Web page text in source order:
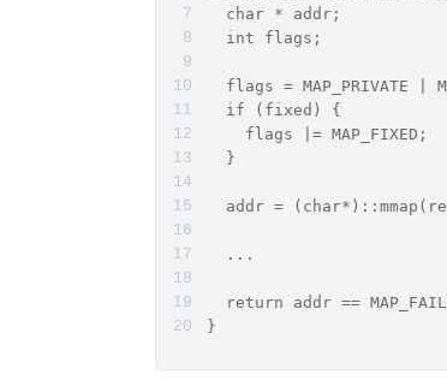
  char * addr;
  int flags;
flags = MAP_PRIVATE |
  if (fixed) {
    flags |= MAP_FIXED;
  }
addr =
  ...
return addr ==
}